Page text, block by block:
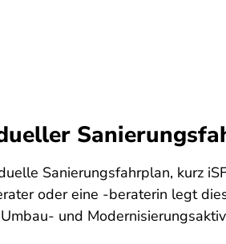
Sanierungsfahrplan, kurz
oder eine -beraterin legt
und